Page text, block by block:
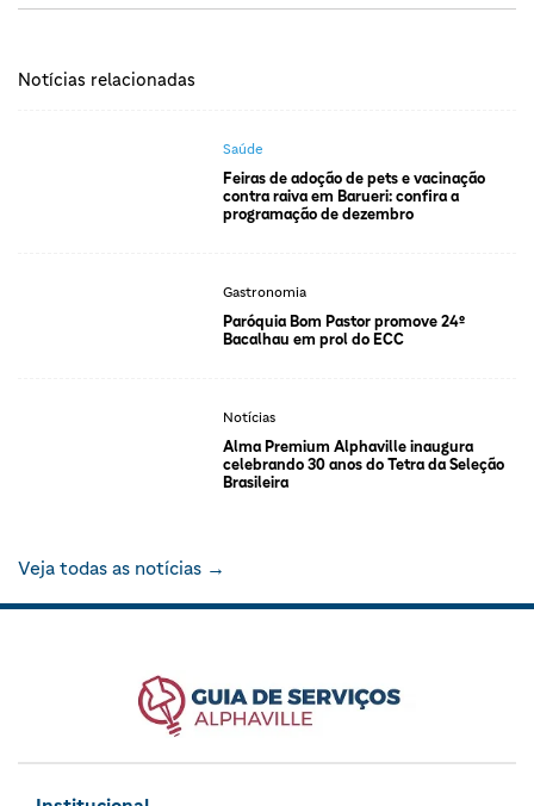
Notícias relacionadas
Saúde
Feiras de adoção de pets e vacinação
contra raiva em Barueri: confira a
programação de dezembro
Gastronomia
Paróquia Bom Pastor promove 24º
Bacalhau em prol do ECC
Notícias
Alma Premium Alphaville inaugura
celebrando 30 anos do Tetra da Seleção
Brasileira
Veja todas as notícias →